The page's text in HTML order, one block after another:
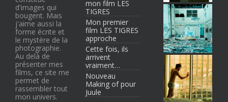
d'images qui
bougent. Mais
j'aime aussi la
forme écrite et
le mystère de la
photographie.
Au delà de
présenter mes
films, ce site me
permet de
rassembler tout
mon univers.
mon film LES
TIGRES
Mon premier
film LES TIGRES
approche
Cette fois, ils
arrivent
vraiment…
Nouveau
Making of pour
Juule